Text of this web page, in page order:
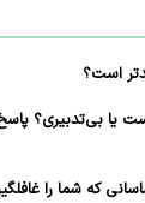
است؟
یا بی‌تدبیری؟